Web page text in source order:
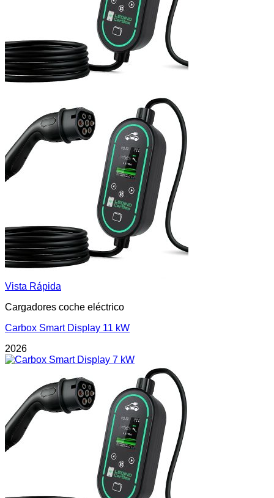
Vista Rápida
Cargadores coche eléctrico
Carbox Smart Display 11 kW
2026